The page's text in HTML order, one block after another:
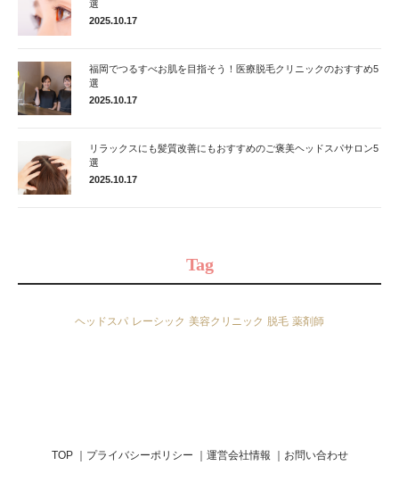
選
2025.10.17
福岡でつるすべお肌を目指そう！医療脱毛クリニックのおすすめ5
選
2025.10.17
リラックスにも髪質改善にもおすすめのご褒美ヘッドスパサロン5
選
2025.10.17
Tag
ヘッドスパ レーシック 美容クリニック 脱毛 薬剤師
TOP プライバシーポリシー 運営会社情報 お問い合わせ